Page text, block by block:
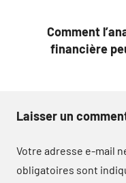
Comment
financière
Laisser un
Votre adresse e-mail
obligatoires sont